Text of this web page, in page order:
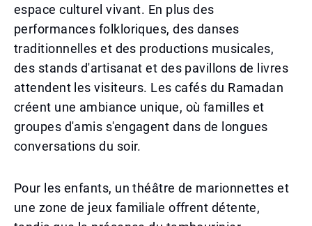
espace culturel vivant. En plus des
performances folkloriques, des danses
traditionnelles et des productions musicales,
des stands d'artisanat et des pavillons de livres
attendent les visiteurs. Les cafés du Ramadan
créent une ambiance unique, où familles et
groupes d'amis s'engagent dans de longues
conversations du soir.
Pour les enfants, un théâtre de marionnettes et
une zone de jeux familiale offrent détente,